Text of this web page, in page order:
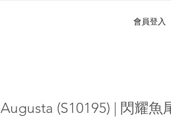
會員登入
Augusta (S10195) | 閃耀魚